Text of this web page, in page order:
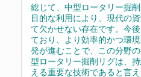
総じて、中型ロータリー掘
目的な利用により、現代の
て欠かせない存在です。今
ており、より効率的かつ環
発が進むことで、この分野
型ロータリー掘削リグは、
える重要な技術であると言え